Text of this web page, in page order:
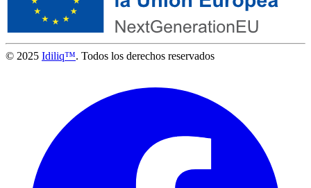
© 2025 Idiliq™. Todos los derechos reservados